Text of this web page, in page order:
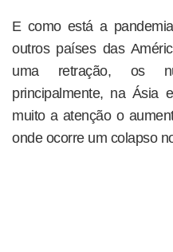
E como está a
outros países das
uma retração, os
principalmente, na Ásia
muito a atenção o
onde ocorre um colapso